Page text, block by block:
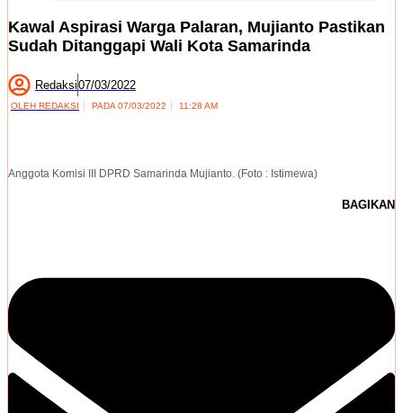
Kawal Aspirasi Warga Palaran, Mujianto Pastikan
Sudah Ditanggapi Wali Kota Samarinda
Redaksi07/03/2022
OLEH REDAKSI PADA 07/03/2022 11:28 AM
Anggota Komisi III DPRD Samarinda Mujianto. (Foto : Istimewa)
BAGIKAN